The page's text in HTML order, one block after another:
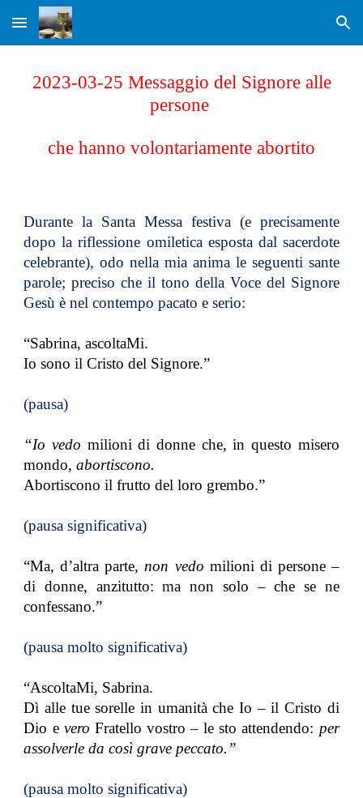
Skip to main content Skip to navigation
2023-03-25 Messaggio del Signore alle
persone
che hanno volontariamente abortito
Durante la Santa Messa festiva (e precisamente
dopo la riflessione omiletica esposta dal sacerdote
celebrante), odo nella mia anima le seguenti sante
parole; preciso che il tono della Voce del Signore
Gesù è nel contempo pacato e serio:
“Sabrina, ascoltaMi.
Io sono il Cristo del Signore.”
(pausa)
“Io vedo milioni di donne che, in questo misero
mondo,abortiscono.
Abortiscono il frutto del loro grembo.”
(pausa significativa)
“Ma, d’altra parte, non vedo milioni di persone –
di donne, anzitutto: ma non solo – che se ne
confessano.”
(pausa molto significativa)
“AscoltaMi, Sabrina.
Dì alle tue sorelle in umanità che Io – il Cristo di
Dio e vero Fratello vostro – le sto attendendo: per
assolverle da così grave peccato.”
(pausa molto significativa)